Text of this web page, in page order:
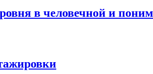
в человечной и